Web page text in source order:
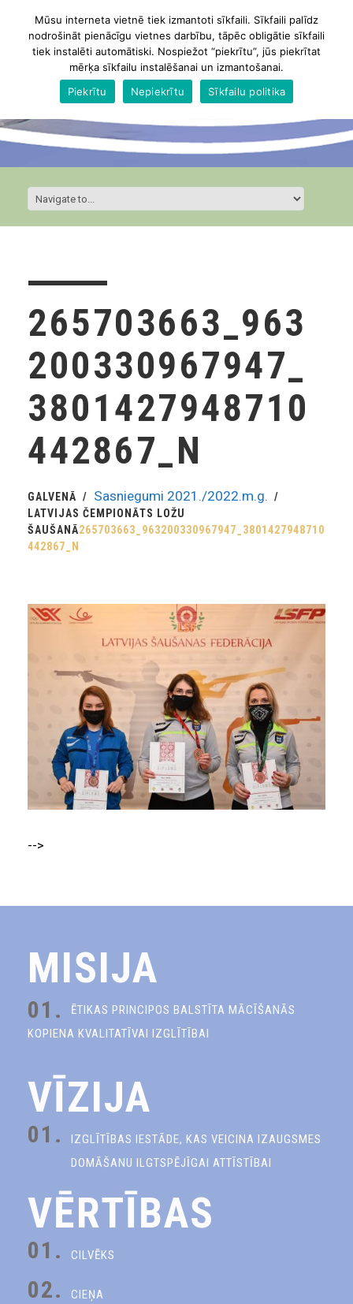
265703663_963
200330967947_
3801427948710
442867_N
GALVENĀ Sasniegumi 2021./2022.m.g.
LATVIJAS ČEMPIONĀTS LOŽU
ŠAUŠANĀ265703663_963200330967947_3801427948710
442867_N
-->
MISIJA
01.
ĒTIKAS PRINCIPOS BALSTĪTA MĀCĪŠANĀS
KOPIENA KVALITATĪVAI IZGLĪTĪBAI
VĪZIJA
01.
IZGLĪTĪBAS IESTĀDE, KAS VEICINA IZAUGSMES
DOMĀŠANU ILGTSPĒJĪGAI ATTĪSTĪBAI
VĒRTĪBAS
01. CILVĒKS
02. CIEŅA
Mūsu interneta vietnē tiek izmantoti sīkfaili. Sīkfaili palīdz
nodrošināt pienācīgu vietnes darbību, tāpēc obligātie sīkfaili
tiek instalēti automātiski. Nospiežot “piekrītu”, jūs piekrītat
mērķa sīkfailu instalēšanai un izmantošanai.
Piekrītu
Nepiekrītu Sīkfailu politika